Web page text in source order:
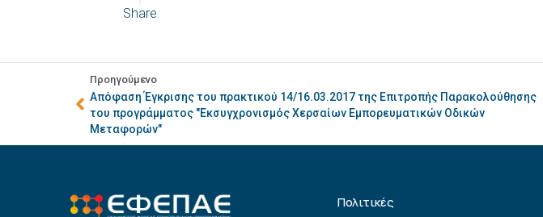
Share
Προηγούμενο
Απόφαση Έγκρισης του πρακτικού 14/16.03.2017 της Επιτροπής Παρακολούθησης
του προγράμματος "Εκσυγχρονισμός Χερσαίων Εμπορευματικών Οδικών
Μεταφορών"
Πολιτικές